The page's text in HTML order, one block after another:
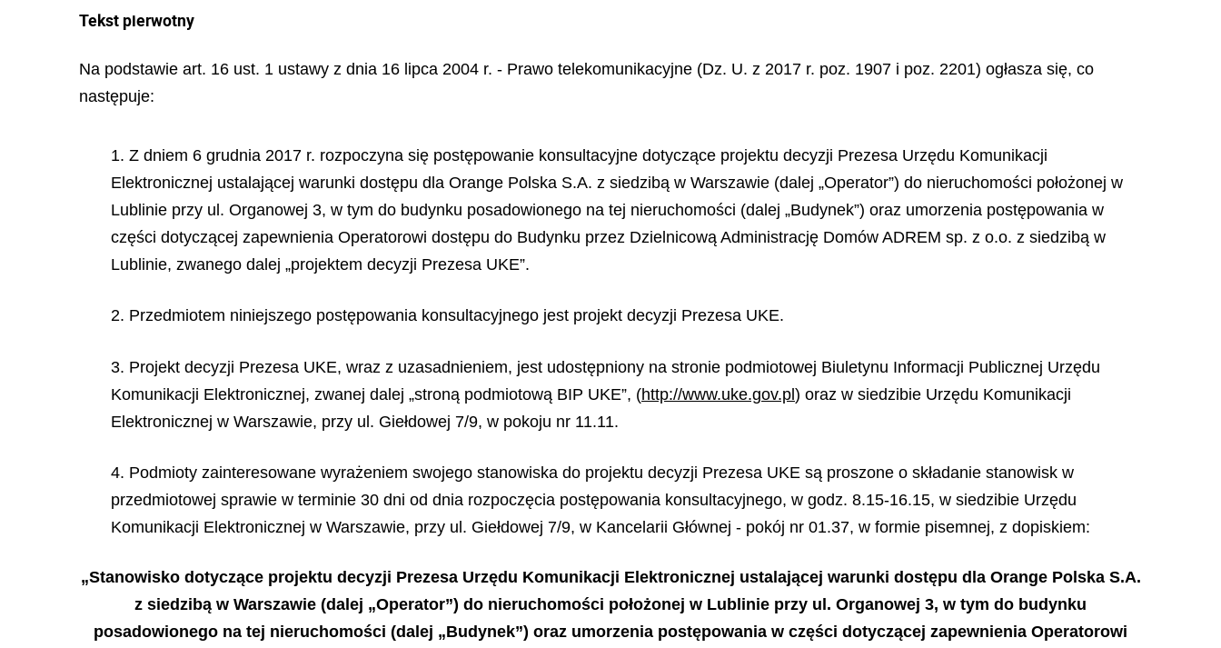
Tekst pierwotny
Na podstawie art. 16 ust. 1 ustawy z dnia 16 lipca 2004 r. - Prawo telekomunikacyjne (Dz. U. z 2017 r. poz. 1907 i poz. 2201) ogłasza się, co
następuje:
1. Z dniem 6 grudnia 2017 r. rozpoczyna się postępowanie konsultacyjne dotyczące projektu decyzji Prezesa Urzędu Komunikacji
Elektronicznej ustalającej warunki dostępu dla Orange Polska S.A. z siedzibą w Warszawie (dalej „Operator”) do nieruchomości położonej w
Lublinie przy ul. Organowej 3, w tym do budynku posadowionego na tej nieruchomości (dalej „Budynek”) oraz umorzenia postępowania w
części dotyczącej zapewnienia Operatorowi dostępu do Budynku przez Dzielnicową Administrację Domów ADREM sp. z o.o. z siedzibą w
Lublinie, zwanego dalej „projektem decyzji Prezesa UKE”.
2. Przedmiotem niniejszego postępowania konsultacyjnego jest projekt decyzji Prezesa UKE.
3. Projekt decyzji Prezesa UKE, wraz z uzasadnieniem, jest udostępniony na stronie podmiotowej Biuletynu Informacji Publicznej Urzędu
Komunikacji Elektronicznej, zwanej dalej „stroną podmiotową BIP UKE”, (http://www.uke.gov.pl) oraz w siedzibie Urzędu Komunikacji
Elektronicznej w Warszawie, przy ul. Giełdowej 7/9, w pokoju nr 11.11.
4. Podmioty zainteresowane wyrażeniem swojego stanowiska do projektu decyzji Prezesa UKE są proszone o składanie stanowisk w
przedmiotowej sprawie w terminie 30 dni od dnia rozpoczęcia postępowania konsultacyjnego, w godz. 8.15-16.15, w siedzibie Urzędu
Komunikacji Elektronicznej w Warszawie, przy ul. Giełdowej 7/9, w Kancelarii Głównej - pokój nr 01.37, w formie pisemnej, z dopiskiem:
„Stanowisko dotyczące projektu decyzji Prezesa Urzędu Komunikacji Elektronicznej ustalającej warunki dostępu dla Orange Polska S.A.
z siedzibą w Warszawie (dalej „Operator”) do nieruchomości położonej w Lublinie przy ul. Organowej 3, w tym do budynku
posadowionego na tej nieruchomości (dalej „Budynek”) oraz umorzenia postępowania w części dotyczącej zapewnienia Operatorowi